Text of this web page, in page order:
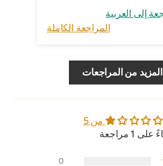
إلى العربية
المراجعة الكاملة
من المراجعات
على 1 مراجعة
0